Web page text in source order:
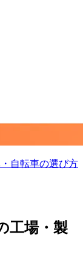
自転車の選び方
工場・製